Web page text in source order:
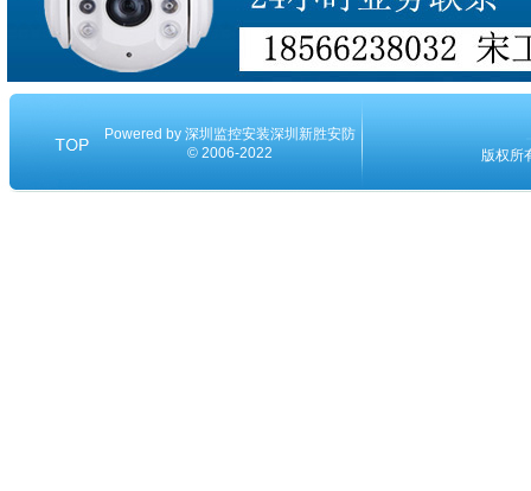
Powered by深圳监控安装深圳新胜安防
© 2006-2022
版权所